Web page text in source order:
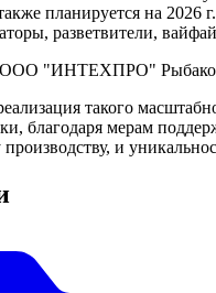
планируется на
разветвители,
ООО "ИНТЕХПРО"
такого
благодаря мерам
и